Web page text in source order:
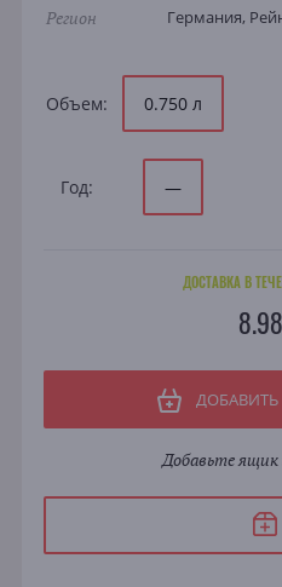
Регион Германия,
Объем: 0.750 л
Год: —
ДОСТАВКА В
Добавьте ящик